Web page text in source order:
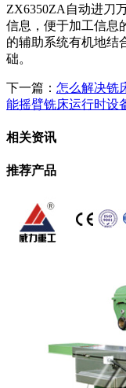
ZX6350ZA自动进刀
信息，便于加工信息
的辅助系统有机地结
础。
下一篇： 怎么解决铣
能摇臂铣床运行时设
相关资讯
推荐产品